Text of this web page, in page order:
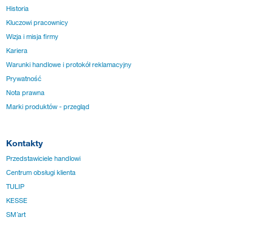
Historia
Kluczowi pracownicy
Wizja i misja firmy
Kariera
Warunki handlowe i protokół reklamacyjny
Prywatność
Nota prawna
Marki produktów - przegląd
Kontakty
Przedstawiciele handlowi
Centrum obsługi klienta
TULIP
KESSE
SM´art